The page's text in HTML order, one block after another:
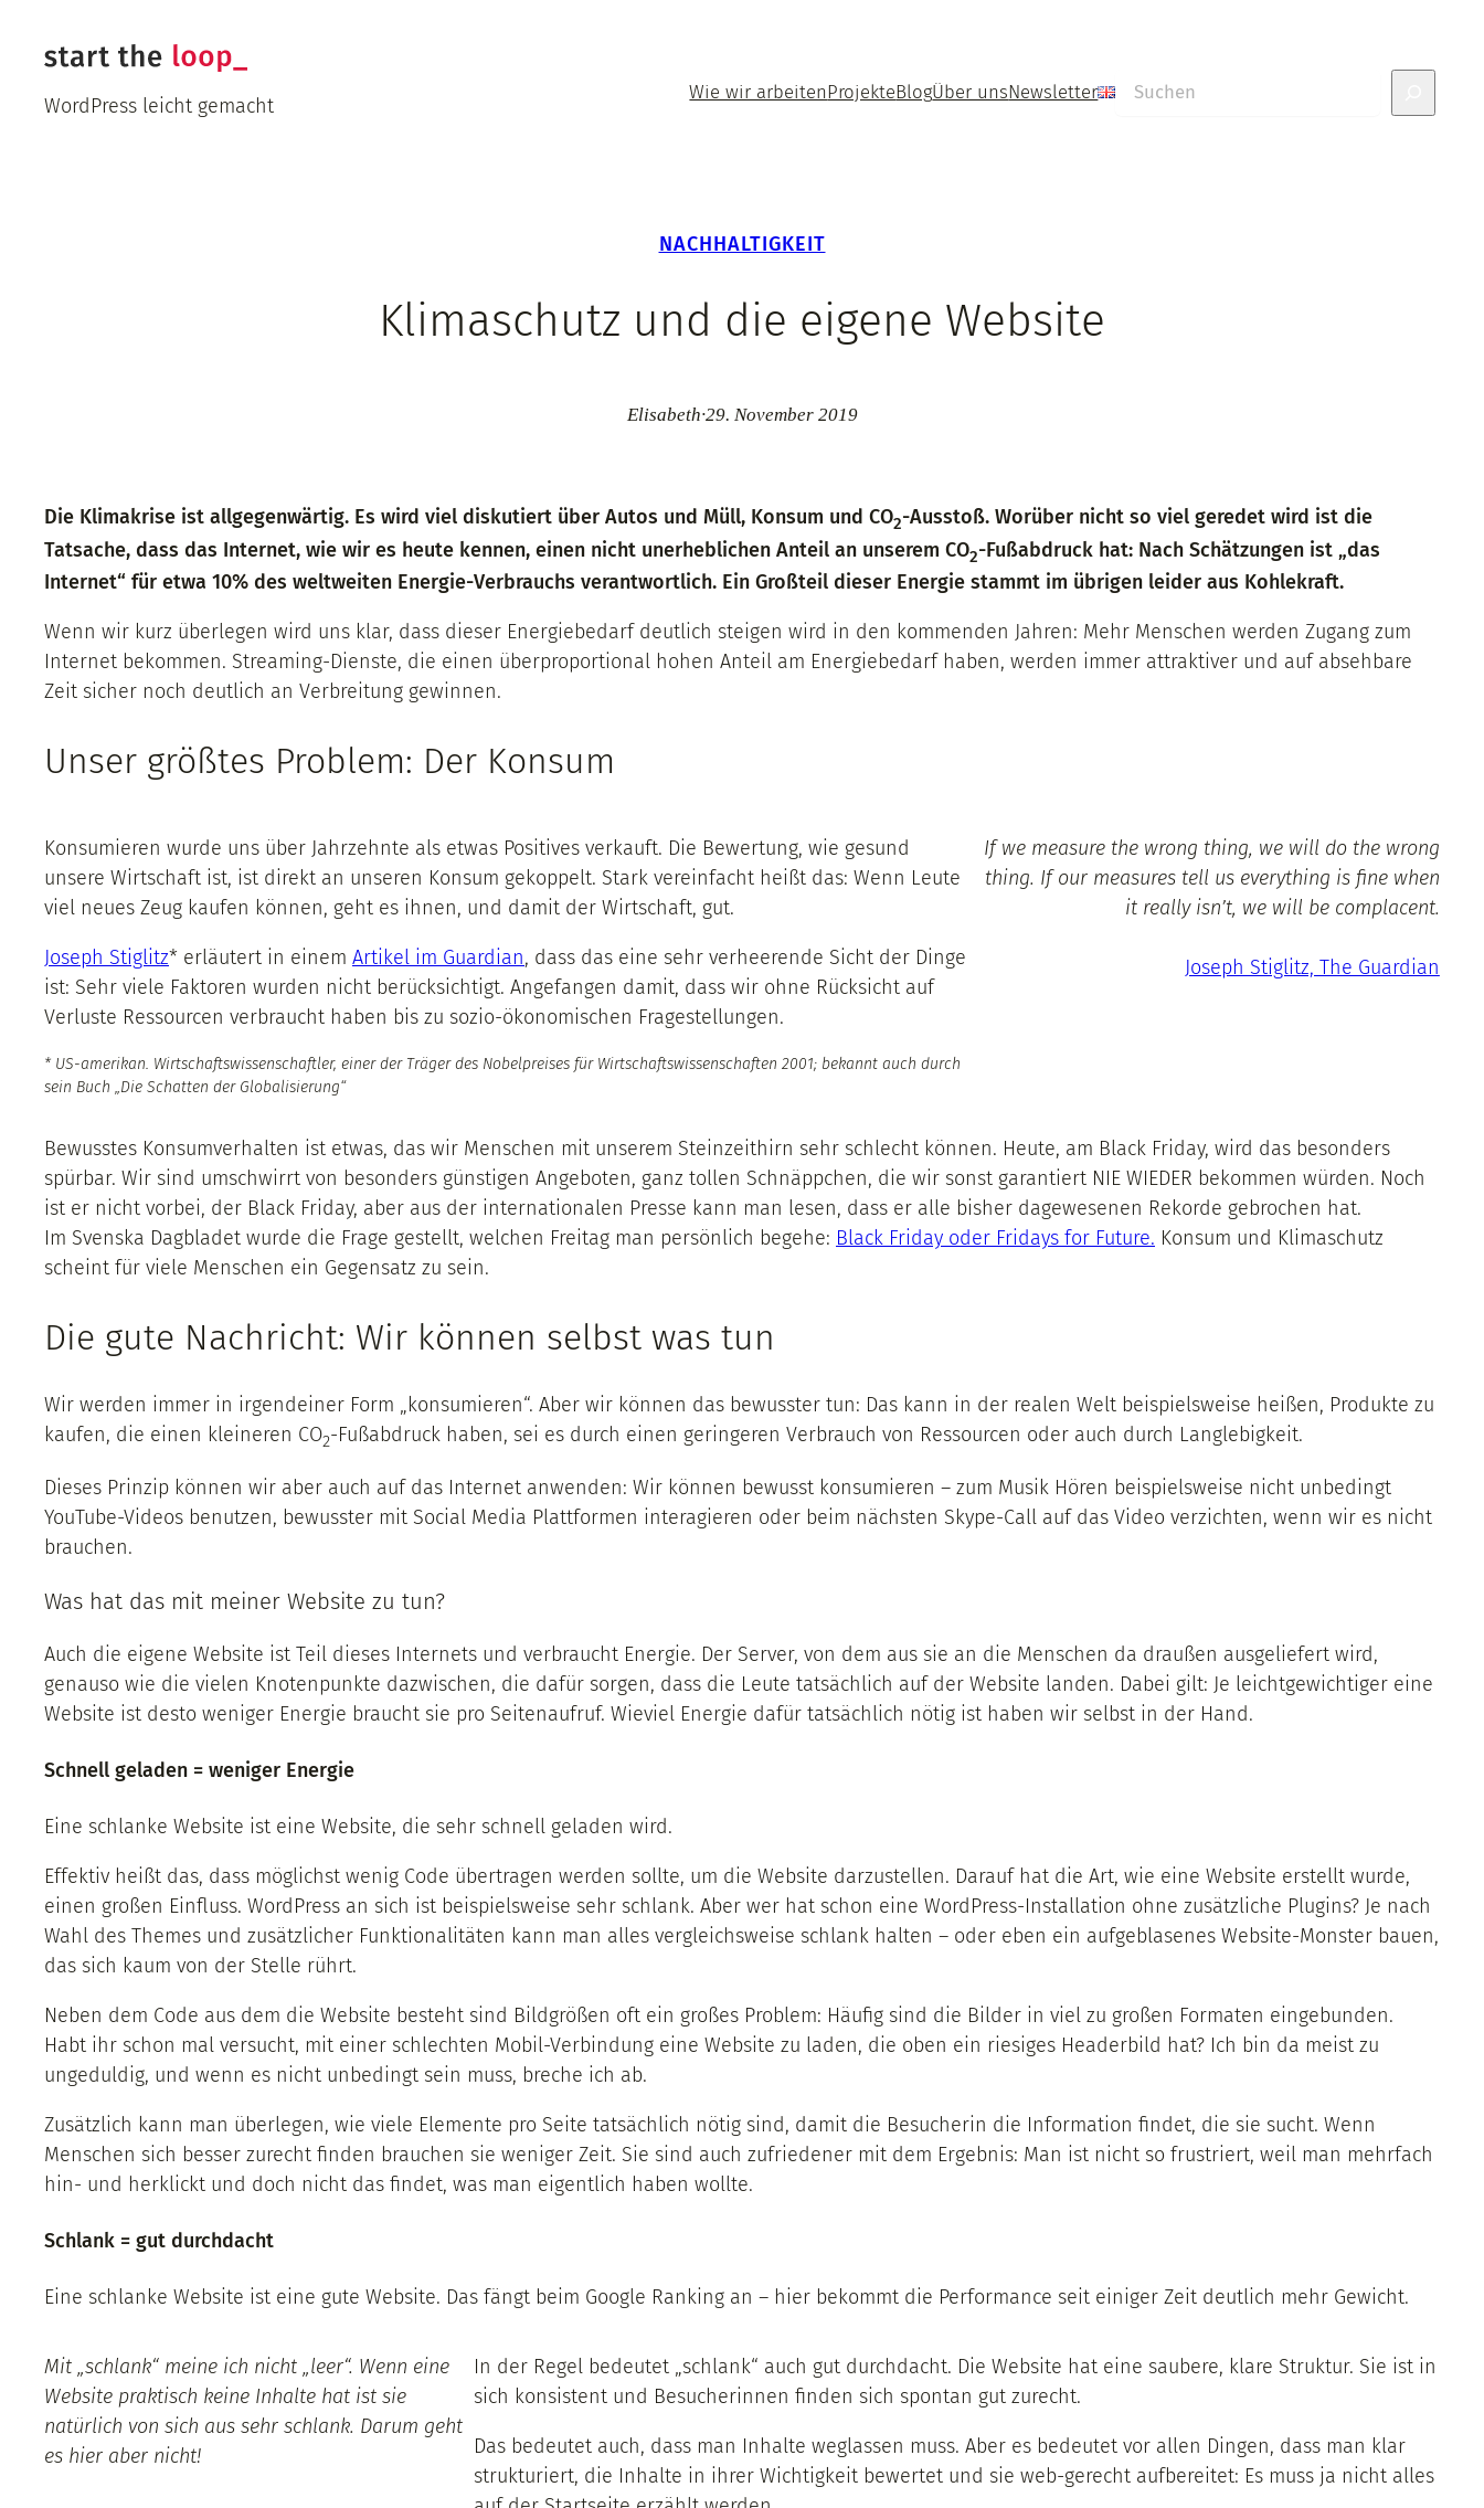
Inhalt
WordPress leicht gemacht
Wie wir arbeitenProjekteBlogÜber unsNewsletter Suchen
NACHHALTIGKEIT
Klimaschutz und die eigene Website
Elisabeth·29. November 2019
Die Klimakrise ist allgegenwärtig. Es wird viel diskutiert über Autos und Müll, Konsum und CO2-Ausstoß. Worüber nicht so viel geredet wird ist die
Tatsache, dass das Internet, wie wir es heute kennen, einen nicht unerheblichen Anteil an unserem CO2-Fußabdruck hat: Nach Schätzungen ist „das
Internet“ für etwa 10% des weltweiten Energie-Verbrauchs verantwortlich. Ein Großteil dieser Energie stammt im übrigen leider aus Kohlekraft.
Wenn wir kurz überlegen wird uns klar, dass dieser Energiebedarf deutlich steigen wird in den kommenden Jahren: Mehr Menschen werden Zugang zum
Internet bekommen. Streaming-Dienste, die einen überproportional hohen Anteil am Energiebedarf haben, werden immer attraktiver und auf absehbare
Zeit sicher noch deutlich an Verbreitung gewinnen.
Unser größtes Problem: Der Konsum
Konsumieren wurde uns über Jahrzehnte als etwas Positives verkauft. Die Bewertung, wie gesund
unsere Wirtschaft ist, ist direkt an unseren Konsum gekoppelt. Stark vereinfacht heißt das: Wenn Leute
viel neues Zeug kaufen können, geht es ihnen, und damit der Wirtschaft, gut.
Joseph Stiglitz* erläutert in einem Artikel im Guardian, dass das eine sehr verheerende Sicht der Dinge
ist: Sehr viele Faktoren wurden nicht berücksichtigt. Angefangen damit, dass wir ohne Rücksicht auf
Verluste Ressourcen verbraucht haben bis zu sozio-ökonomischen Fragestellungen.
* US-amerikan. Wirtschaftswissenschaftler, einer der Träger des Nobelpreises für Wirtschaftswissenschaften 2001; bekannt auch durch
sein Buch „Die Schatten der Globalisierung“
If we measure the wrong thing, we will do the wrong
thing. If our measures tell us everything is fine when
it really isn’t, we will be complacent.
Joseph Stiglitz, The Guardian
Bewusstes Konsumverhalten ist etwas, das wir Menschen mit unserem Steinzeithirn sehr schlecht können. Heute, am Black Friday, wird das besonders
spürbar. Wir sind umschwirrt von besonders günstigen Angeboten, ganz tollen Schnäppchen, die wir sonst garantiert NIE WIEDER bekommen würden. Noch
ist er nicht vorbei, der Black Friday, aber aus der internationalen Presse kann man lesen, dass er alle bisher dagewesenen Rekorde gebrochen hat.
Im Svenska Dagbladet wurde die Frage gestellt, welchen Freitag man persönlich begehe: Black Friday oder Fridays for Future. Konsum und Klimaschutz
scheint für viele Menschen ein Gegensatz zu sein.
Die gute Nachricht: Wir können selbst was tun
Wir werden immer in irgendeiner Form „konsumieren“. Aber wir können das bewusster tun: Das kann in der realen Welt beispielsweise heißen, Produkte zu
kaufen, die einen kleineren CO2-Fußabdruck haben, sei es durch einen geringeren Verbrauch von Ressourcen oder auch durch Langlebigkeit.
Dieses Prinzip können wir aber auch auf das Internet anwenden: Wir können bewusst konsumieren – zum Musik Hören beispielsweise nicht unbedingt
YouTube-Videos benutzen, bewusster mit Social Media Plattformen interagieren oder beim nächsten Skype-Call auf das Video verzichten, wenn wir es nicht
brauchen.
Was hat das mit meiner Website zu tun?
Auch die eigene Website ist Teil dieses Internets und verbraucht Energie. Der Server, von dem aus sie an die Menschen da draußen ausgeliefert wird,
genauso wie die vielen Knotenpunkte dazwischen, die dafür sorgen, dass die Leute tatsächlich auf der Website landen. Dabei gilt: Je leichtgewichtiger eine
Website ist desto weniger Energie braucht sie pro Seitenaufruf. Wieviel Energie dafür tatsächlich nötig ist haben wir selbst in der Hand.
Schnell geladen = weniger Energie
Eine schlanke Website ist eine Website, die sehr schnell geladen wird.
Effektiv heißt das, dass möglichst wenig Code übertragen werden sollte, um die Website darzustellen. Darauf hat die Art, wie eine Website erstellt wurde,
einen großen Einfluss. WordPress an sich ist beispielsweise sehr schlank. Aber wer hat schon eine WordPress-Installation ohne zusätzliche Plugins? Je nach
Wahl des Themes und zusätzlicher Funktionalitäten kann man alles vergleichsweise schlank halten – oder eben ein aufgeblasenes Website-Monster bauen,
das sich kaum von der Stelle rührt.
Neben dem Code aus dem die Website besteht sind Bildgrößen oft ein großes Problem: Häufig sind die Bilder in viel zu großen Formaten eingebunden.
Habt ihr schon mal versucht, mit einer schlechten Mobil-Verbindung eine Website zu laden, die oben ein riesiges Headerbild hat? Ich bin da meist zu
ungeduldig, und wenn es nicht unbedingt sein muss, breche ich ab.
Zusätzlich kann man überlegen, wie viele Elemente pro Seite tatsächlich nötig sind, damit die Besucherin die Information findet, die sie sucht. Wenn
Menschen sich besser zurecht finden brauchen sie weniger Zeit. Sie sind auch zufriedener mit dem Ergebnis: Man ist nicht so frustriert, weil man mehrfach
hin- und herklickt und doch nicht das findet, was man eigentlich haben wollte.
Schlank = gut durchdacht
Eine schlanke Website ist eine gute Website. Das fängt beim Google Ranking an – hier bekommt die Performance seit einiger Zeit deutlich mehr Gewicht.
Mit „schlank“ meine ich nicht „leer“. Wenn eine
Website praktisch keine Inhalte hat ist sie
natürlich von sich aus sehr schlank. Darum geht
es hier aber nicht!
In der Regel bedeutet „schlank“ auch gut durchdacht. Die Website hat eine saubere, klare Struktur. Sie ist in
sich konsistent und Besucherinnen finden sich spontan gut zurecht.
Das bedeutet auch, dass man Inhalte weglassen muss. Aber es bedeutet vor allen Dingen, dass man klar
strukturiert, die Inhalte in ihrer Wichtigkeit bewertet und sie web-gerecht aufbereitet: Es muss ja nicht alles